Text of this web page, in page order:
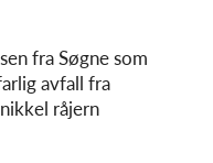
fra Søgne som
avfall fra
råjern